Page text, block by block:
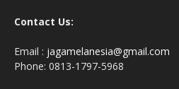
Contact Us:
Email : jagamelanesia@gmail.com
Phone: 0813-1797-5968